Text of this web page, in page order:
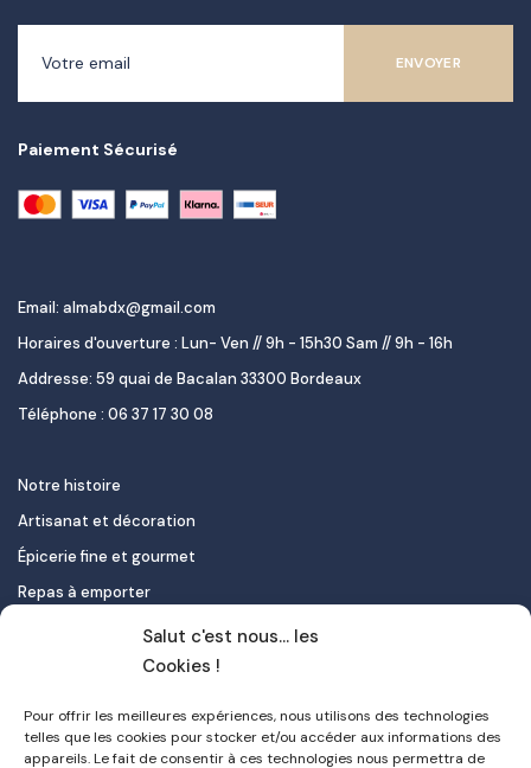
Salut c'est nous... les
Cookies !
Pour offrir les meilleures expériences, nous utilisons des technologies
telles que les cookies pour stocker et/ou accéder aux informations des
appareils. Le fait de consentir à ces technologies nous permettra de
Paiement Sécurisé
Email: almabdx@gmail.com
Horaires d'ouverture : Lun- Ven // 9h - 15h30 Sam // 9h - 16h
Addresse: 59 quai de Bacalan 33300 Bordeaux
Téléphone : 06 37 17 30 08
Notre histoire
Artisanat et décoration
Épicerie fine et gourmet
Repas à emporter
Le pastel de nata
Contact